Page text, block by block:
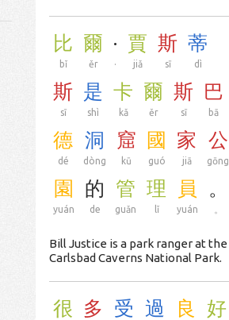
比
bǐ
爾
ěr
·
·
賈
jiǎ
斯
sī
蒂
dì
斯
sī
是
shì
卡
kǎ
爾
ěr
斯
sī
巴
bā
德
dé
洞
dòng
窟
kū
國
guó
家
jiā
公
gōng
園
yuán
的
de
管
guǎn
理
lǐ
員
yuán
。
Bill Justice is a park ranger at the
Carlsbad Caverns National Park.
很 多 受 過 良 好